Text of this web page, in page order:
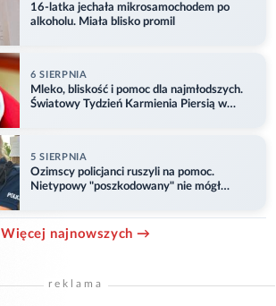
16-latka jechała mikrosamochodem po
alkoholu. Miała blisko promil
6 SIERPNIA
Mleko, bliskość i pomoc dla najmłodszych.
Światowy Tydzień Karmienia Piersią w
5 SIERPNIA
Ozimscy policjanci ruszyli na pomoc.
Nietypowy "poszkodowany" nie mógł
Więcej najnowszych →
reklama